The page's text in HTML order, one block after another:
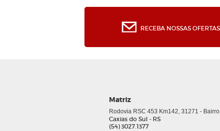
RECEBA NOSSAS
Matriz
Rodovia RSC 453 Km142, 31271 -
Caxias do Sul - RS
(54) 3027.1377